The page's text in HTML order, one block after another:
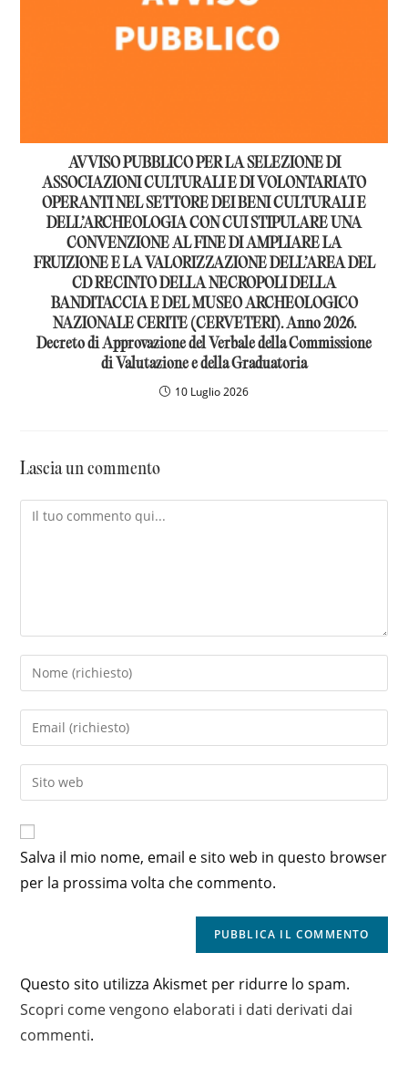
AVVISO PUBBLICO PER LA SELEZIONE DI
ASSOCIAZIONI CULTURALI E DI VOLONTARIATO
OPERANTI NEL SETTORE DEI BENI CULTURALI E
DELL’ARCHEOLOGIA CON CUI STIPULARE UNA
CONVENZIONE AL FINE DI AMPLIARE LA
FRUIZIONE E LA VALORIZZAZIONE DELL’AREA DEL
CD RECINTO DELLA NECROPOLI DELLA
BANDITACCIA E DEL MUSEO ARCHEOLOGICO
NAZIONALE CERITE (CERVETERI). Anno 2026.
Decreto di Approvazione del Verbale della Commissione
di Valutazione e della Graduatoria
10 Luglio 2026
Lascia un commento
Commento
Inserisci
il
tuo
nome
nome
utente
per
commentare
Inserisci
il
tuo
indirizzo
commentare
Inserisci
l'URL
sito
web
(facoltativo)
Salva il mio nome, email e sito web in questo browser
per la prossima volta che commento.
Questo sito utilizza Akismet per ridurre lo spam.
Scopri come vengono elaborati i dati derivati dai
commenti.